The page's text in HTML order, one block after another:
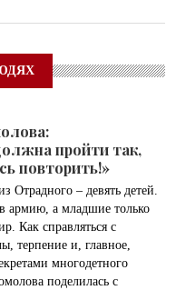
пройти так,
повторить!»
Отрадного – девять детей.
армию, а младшие только
Как справляться с
терпение и, главное,
многодетного
поделилась с